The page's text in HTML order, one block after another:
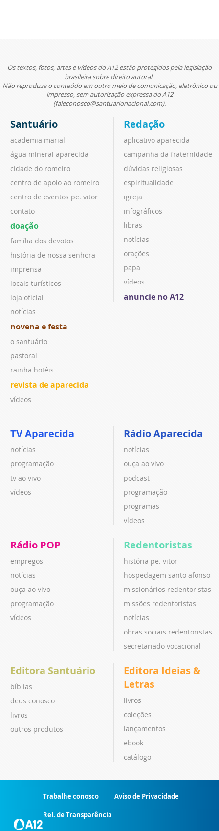
Os textos, fotos, artes e vídeos do A12 estão protegidos pela legislação
brasileira sobre direito autoral.
Não reproduza o conteúdo em outro meio de comunicação, eletrônico ou
impresso, sem autorização expressa do A12
(faleconosco@santuarionacional.com).
Santuário
academia marial
água mineral aparecida
cidade do romeiro
centro de apoio ao romeiro
centro de eventos pe. vitor
contato
doação
família dos devotos
história de nossa senhora
imprensa
locais turísticos
loja oficial
notícias
novena e festa
o santuário
pastoral
rainha hotéis
revista de aparecida
vídeos
Redação
aplicativo aparecida
campanha da fraternidade
dúvidas religiosas
espiritualidade
igreja
infográficos
libras
notícias
orações
papa
vídeos
anuncie no A12
TV Aparecida
notícias
programação
tv ao vivo
vídeos
Rádio Aparecida
notícias
ouça ao vivo
podcast
programação
programas
vídeos
Rádio POP
empregos
notícias
ouça ao vivo
programação
vídeos
Redentoristas
história pe. vitor
hospedagem santo afonso
missionários redentoristas
missões redentoristas
notícias
obras sociais redentoristas
secretariado vocacional
Editora Santuário
bíblias
deus conosco
livros
outros produtos
Editora Ideias &
Letras
livros
coleções
lançamentos
ebook
catálogo
Trabalhe conosco Aviso de Privacidade
Rel. de Transparência